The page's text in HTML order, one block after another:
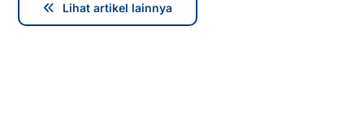
Lihat artikel lainnya